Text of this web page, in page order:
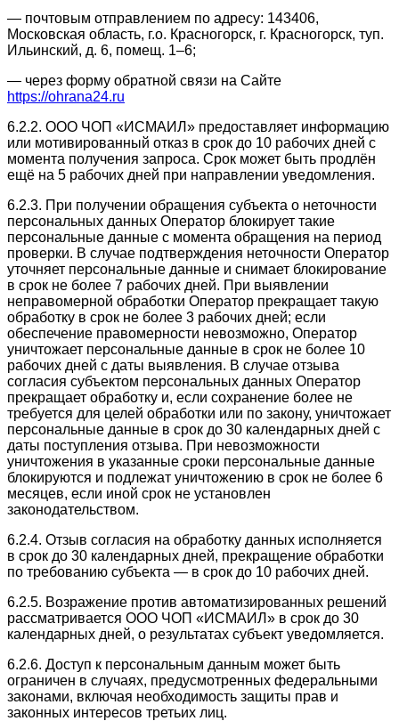
— почтовым отправлением по адресу: 143406,
Московская область, г.о. Красногорск, г. Красногорск, туп.
Ильинский, д. 6, помещ. 1–6;
— через форму обратной связи на Сайте
https://ohrana24.ru
6.2.2. ООО ЧОП «ИСМАИЛ» предоставляет информацию
или мотивированный отказ в срок до 10 рабочих дней с
момента получения запроса. Срок может быть продлён
ещё на 5 рабочих дней при направлении уведомления.
6.2.3. При получении обращения субъекта о неточности
персональных данных Оператор блокирует такие
персональные данные с момента обращения на период
проверки. В случае подтверждения неточности Оператор
уточняет персональные данные и снимает блокирование
в срок не более 7 рабочих дней. При выявлении
неправомерной обработки Оператор прекращает такую
обработку в срок не более 3 рабочих дней; если
обеспечение правомерности невозможно, Оператор
уничтожает персональные данные в срок не более 10
рабочих дней с даты выявления. В случае отзыва
согласия субъектом персональных данных Оператор
прекращает обработку и, если сохранение более не
требуется для целей обработки или по закону, уничтожает
персональные данные в срок до 30 календарных дней с
даты поступления отзыва. При невозможности
уничтожения в указанные сроки персональные данные
блокируются и подлежат уничтожению в срок не более 6
месяцев, если иной срок не установлен
законодательством.
6.2.4. Отзыв согласия на обработку данных исполняется
в срок до 30 календарных дней, прекращение обработки
по требованию субъекта — в срок до 10 рабочих дней.
6.2.5. Возражение против автоматизированных решений
рассматривается ООО ЧОП «ИСМАИЛ» в срок до 30
календарных дней, о результатах субъект уведомляется.
6.2.6. Доступ к персональным данным может быть
ограничен в случаях, предусмотренных федеральными
законами, включая необходимость защиты прав и
законных интересов третьих лиц.